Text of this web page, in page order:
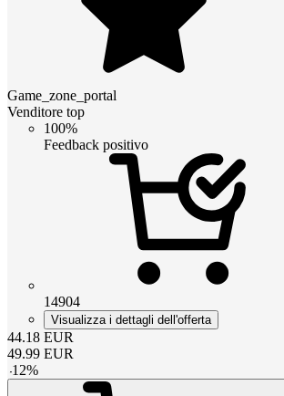
Game_zone_portal
Venditore top
100%
Feedback positivo
14904
Visualizza i dettagli dell'offerta
44.18 EUR
49.99 EUR
-12%